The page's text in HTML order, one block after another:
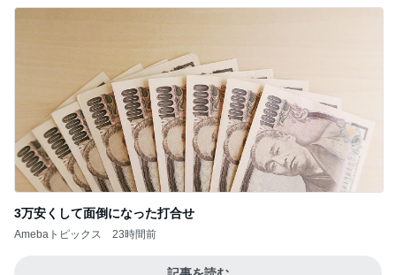
3万安くして面倒になった打合せ
Amebaトピックス 23時間前